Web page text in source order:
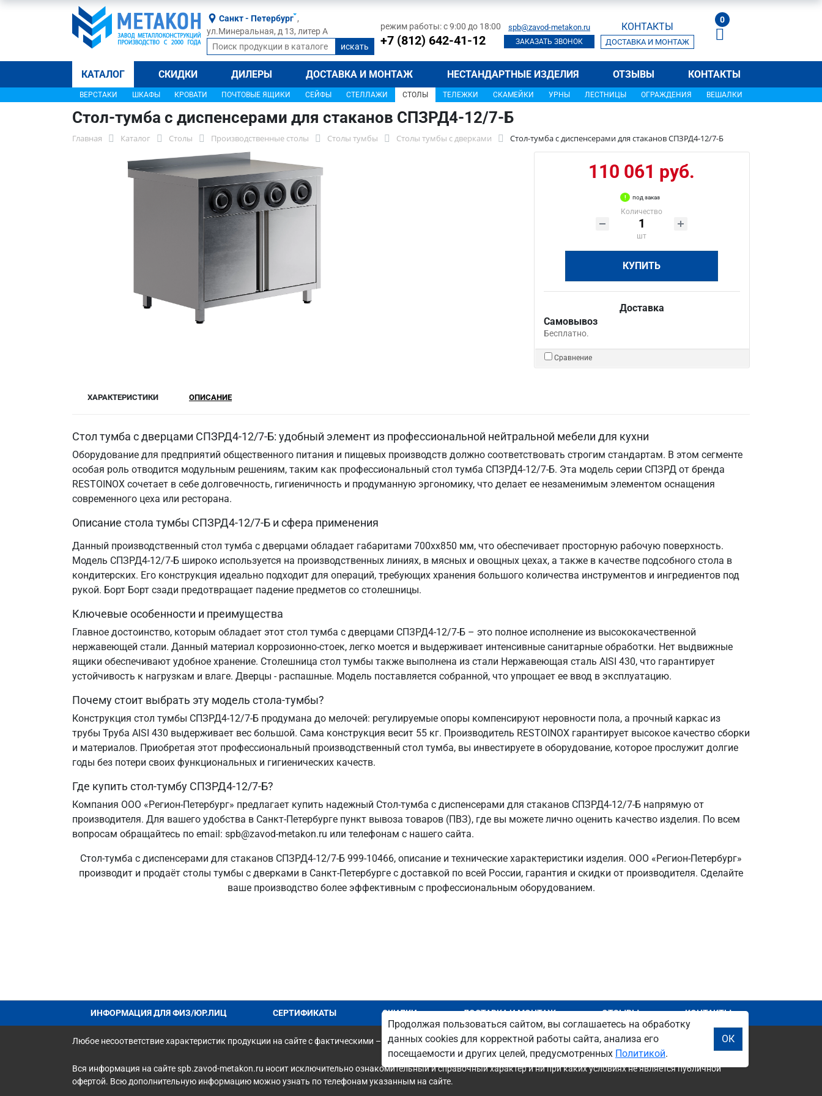
Санкт - Петербург ,
ул.Минеральная, д 13, литер А
режим работы: с 9:00 до 18:00
+7 (812) 642-41-12
spb@zavod-metakon.ru
ЗАКАЗАТЬ ЗВОНОК
КОНТАКТЫ
ДОСТАВКА И МОНТАЖ
0
КАТАЛОГ СКИДКИ ДИЛЕРЫ ДОСТАВКА И МОНТАЖ НЕСТАНДАРТНЫЕ ИЗДЕЛИЯ ОТЗЫВЫ КОНТАКТЫ
ВЕРСТАКИ ШКАФЫ КРОВАТИ ПОЧТОВЫЕ ЯЩИКИ СЕЙФЫ СТЕЛЛАЖИ СТОЛЫ ТЕЛЕЖКИ СКАМЕЙКИ УРНЫ ЛЕСТНИЦЫ ОГРАЖДЕНИЯ ВЕШАЛКИ
Стол-тумба с диспенсерами для стаканов СПЗРД4-12/7-Б
Главная Каталог Столы Производственные столы Столы тумбы Столы тумбы с дверками Стол-тумба с диспенсерами для стаканов СПЗРД4-12/7-Б
110 061 руб.
под заказ
Количество
шт
КУПИТЬ
Доставка
Самовывоз
Бесплатно.
Сравнение
ХАРАКТЕРИСТИКИ ОПИСАНИЕ
Стол тумба с дверцами СПЗРД4-12/7-Б: удобный элемент из профессиональной нейтральной мебели для кухни
Оборудование для предприятий общественного питания и пищевых производств должно соответствовать строгим стандартам. В этом сегменте
особая роль отводится модульным решениям, таким как профессиональный стол тумба СПЗРД4-12/7-Б. Эта модель серии СПЗРД от бренда
RESTOINOX сочетает в себе долговечность, гигиеничность и продуманную эргономику, что делает ее незаменимым элементом оснащения
современного цеха или ресторана.
Описание стола тумбы СПЗРД4-12/7-Б и сфера применения
Данный производственный стол тумба с дверцами обладает габаритами 700хх850 мм, что обеспечивает просторную рабочую поверхность.
Модель СПЗРД4-12/7-Б широко используется на производственных линиях, в мясных и овощных цехах, а также в качестве подсобного стола в
кондитерских. Его конструкция идеально подходит для операций, требующих хранения большого количества инструментов и ингредиентов под
рукой. Борт Борт сзади предотвращает падение предметов со столешницы.
Ключевые особенности и преимущества
Главное достоинство, которым обладает этот стол тумба с дверцами СПЗРД4-12/7-Б – это полное исполнение из высококачественной
нержавеющей стали. Данный материал коррозионно-стоек, легко моется и выдерживает интенсивные санитарные обработки. Нет выдвижные
ящики обеспечивают удобное хранение. Столешница стол тумбы также выполнена из стали Нержавеющая сталь AISI 430, что гарантирует
устойчивость к нагрузкам и влаге. Дверцы - распашные. Модель поставляется собранной, что упрощает ее ввод в эксплуатацию.
Почему стоит выбрать эту модель стола-тумбы?
Конструкция стол тумбы СПЗРД4-12/7-Б продумана до мелочей: регулируемые опоры компенсируют неровности пола, а прочный каркас из
трубы Труба AISI 430 выдерживает вес большой. Сама конструкция весит 55 кг. Производитель RESTOINOX гарантирует высокое качество сборки
и материалов. Приобретая этот профессиональный производственный стол тумба, вы инвестируете в оборудование, которое прослужит долгие
годы без потери своих функциональных и гигиенических качеств.
Где купить стол-тумбу СПЗРД4-12/7-Б?
Компания ООО «Регион-Петербург» предлагает купить надежный Стол-тумба с диспенсерами для стаканов СПЗРД4-12/7-Б напрямую от
производителя. Для вашего удобства в Санкт‑Петербурге пункт вывоза товаров (ПВЗ), где вы можете лично оценить качество изделия. По всем
вопросам обращайтесь по email: spb@zavod-metakon.ru или телефонам с нашего сайта.
Стол-тумба с диспенсерами для стаканов СПЗРД4-12/7-Б 999-10466, описание и технические характеристики изделия. ООО «Регион-Петербург»
производит и продаёт столы тумбы с дверками в Санкт‑Петербурге с доставкой по всей России, гарантия и скидки от производителя. Сделайте
ваше производство более эффективным с профессиональным оборудованием.
ИНФОРМАЦИЯ ДЛЯ ФИЗ/ЮР.ЛИЦ СЕРТИФИКАТЫ СКИДКИ ДОСТАВКА И МОНТАЖ ОТЗЫВЫ КОНТАКТЫ
Любое несоответствие характеристик продукции на сайте с фактическими – является опечаткой.
Вся информация на сайте spb.zavod-metakon.ru носит исключительно ознакомительный и справочный характер и ни при каких условиях не является публичной
офертой. Всю дополнительную информацию можно узнать по телефонам указанным на сайте.
Продолжая пользоваться сайтом, вы соглашаетесь на обработку
данных cookies для корректной работы сайта, анализа его
посещаемости и других целей, предусмотренных Политикой.
ОК